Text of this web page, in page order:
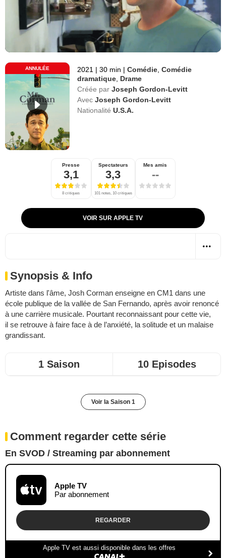
ANNULÉE 2021 | 30 min | Comédie ,Comédie
dramatique Drame
Créée par Joseph Gordon-Levitt
Avec Joseph Gordon-Levitt
Nationalité U.S.A.
Presse
3,1
8 critiques
Spectateurs
3,3
101 notes, 10 critiques
Mes amis
--
VOIR SUR APPLE TV
Synopsis & Info
Artiste dans l'âme, Josh Corman enseigne en CM1 dans une
école publique de la vallée de San Fernando, après avoir renoncé
à une carrière musicale. Pourtant reconnaissant pour cette vie,
il se retrouve à faire face à de l’anxiété, la solitude et un malaise
grandissant.
1 Saison 10 Episodes
Voir la Saison 1
Comment regarder cette série
En SVOD / Streaming par abonnement
Apple TV
Par abonnement
REGARDER
Apple TV est aussi disponible dans les offres